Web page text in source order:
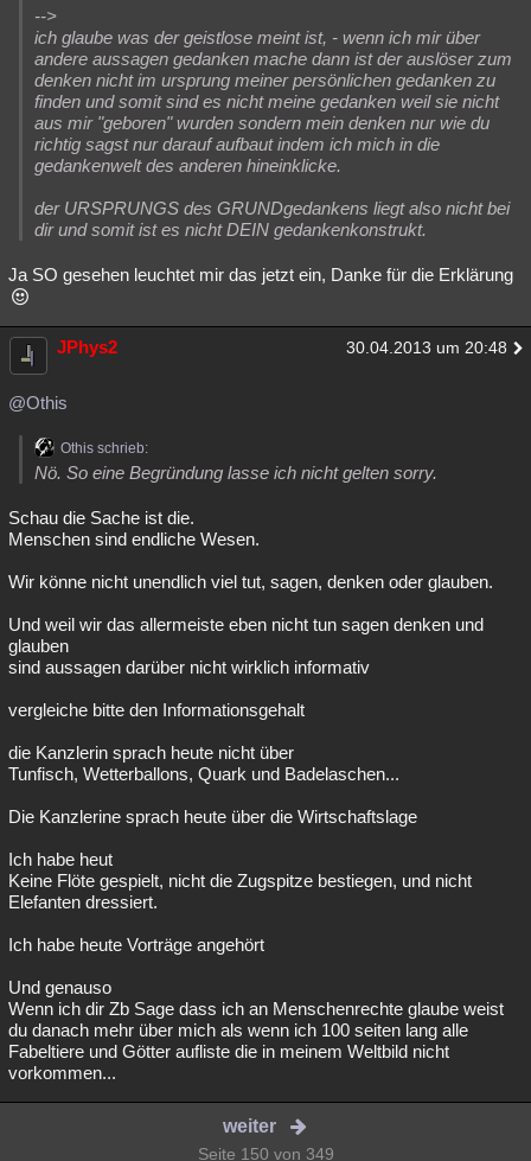
-->
ich glaube was der geistlose meint ist, - wenn ich mir über
andere aussagen gedanken mache dann ist der auslöser zum
denken nicht im ursprung meiner persönlichen gedanken zu
finden und somit sind es nicht meine gedanken weil sie nicht
aus mir "geboren" wurden sondern mein denken nur wie du
richtig sagst nur darauf aufbaut indem ich mich in die
gedankenwelt des anderen hineinklicke.
der URSPRUNGS des GRUNDgedankens liegt also nicht bei
dir und somit ist es nicht DEIN gedankenkonstrukt.
Ja SO gesehen leuchtet mir das jetzt ein, Danke für die Erklärung
JPhys2 30.04.2013 um 20:48
@Othis
Othis schrieb:
Nö. So eine Begründung lasse ich nicht gelten sorry.
Schau die Sache ist die.
Menschen sind endliche Wesen.
Wir könne nicht unendlich viel tut, sagen, denken oder glauben.
Und weil wir das allermeiste eben nicht tun sagen denken und
glauben
sind aussagen darüber nicht wirklich informativ
vergleiche bitte den Informationsgehalt
die Kanzlerin sprach heute nicht über
Tunfisch, Wetterballons, Quark und Badelaschen...
Die Kanzlerine sprach heute über die Wirtschaftslage
Ich habe heut
Keine Flöte gespielt, nicht die Zugspitze bestiegen, und nicht
Elefanten dressiert.
Ich habe heute Vorträge angehört
Und genauso
Wenn ich dir Zb Sage dass ich an Menschenrechte glaube weist
du danach mehr über mich als wenn ich 100 seiten lang alle
Fabeltiere und Götter aufliste die in meinem Weltbild nicht
vorkommen...
weiter
Seite 150 von 349